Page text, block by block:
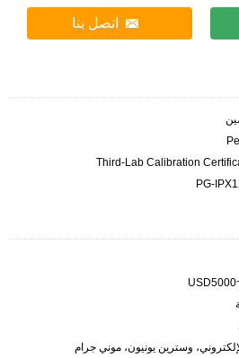
اتصل بنا
Third-Lab Calibration
PG-
وسترين يونيون، موني جرام